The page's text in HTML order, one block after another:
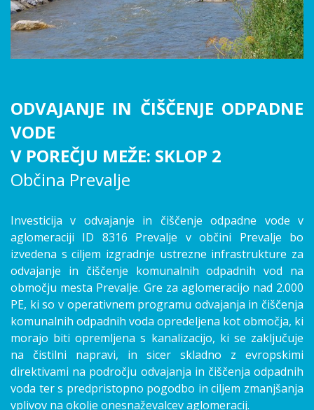
ODVAJANJE IN ČIŠČENJE ODPADNE
VODE
V POREČJU MEŽE: SKLOP 2
Občina Prevalje
Investicija v odvajanje in čiščenje odpadne vode v
aglomeraciji ID 8316 Prevalje v občini Prevalje bo
izvedena s ciljem izgradnje ustrezne infrastrukture za
odvajanje in čiščenje komunalnih odpadnih vod na
območju mesta Prevalje. Gre za aglomeracijo nad 2.000
PE, ki so v operativnem programu odvajanja in čiščenja
komunalnih odpadnih voda opredeljena kot območja, ki
morajo biti opremljena s kanalizacijo, ki se zaključuje
na čistilni napravi, in sicer skladno z evropskimi
direktivami na področju odvajanja in čiščenja odpadnih
voda ter s predpristopno pogodbo in ciljem zmanjšanja
vplivov na okolje onesnaževalcev aglomeracij.